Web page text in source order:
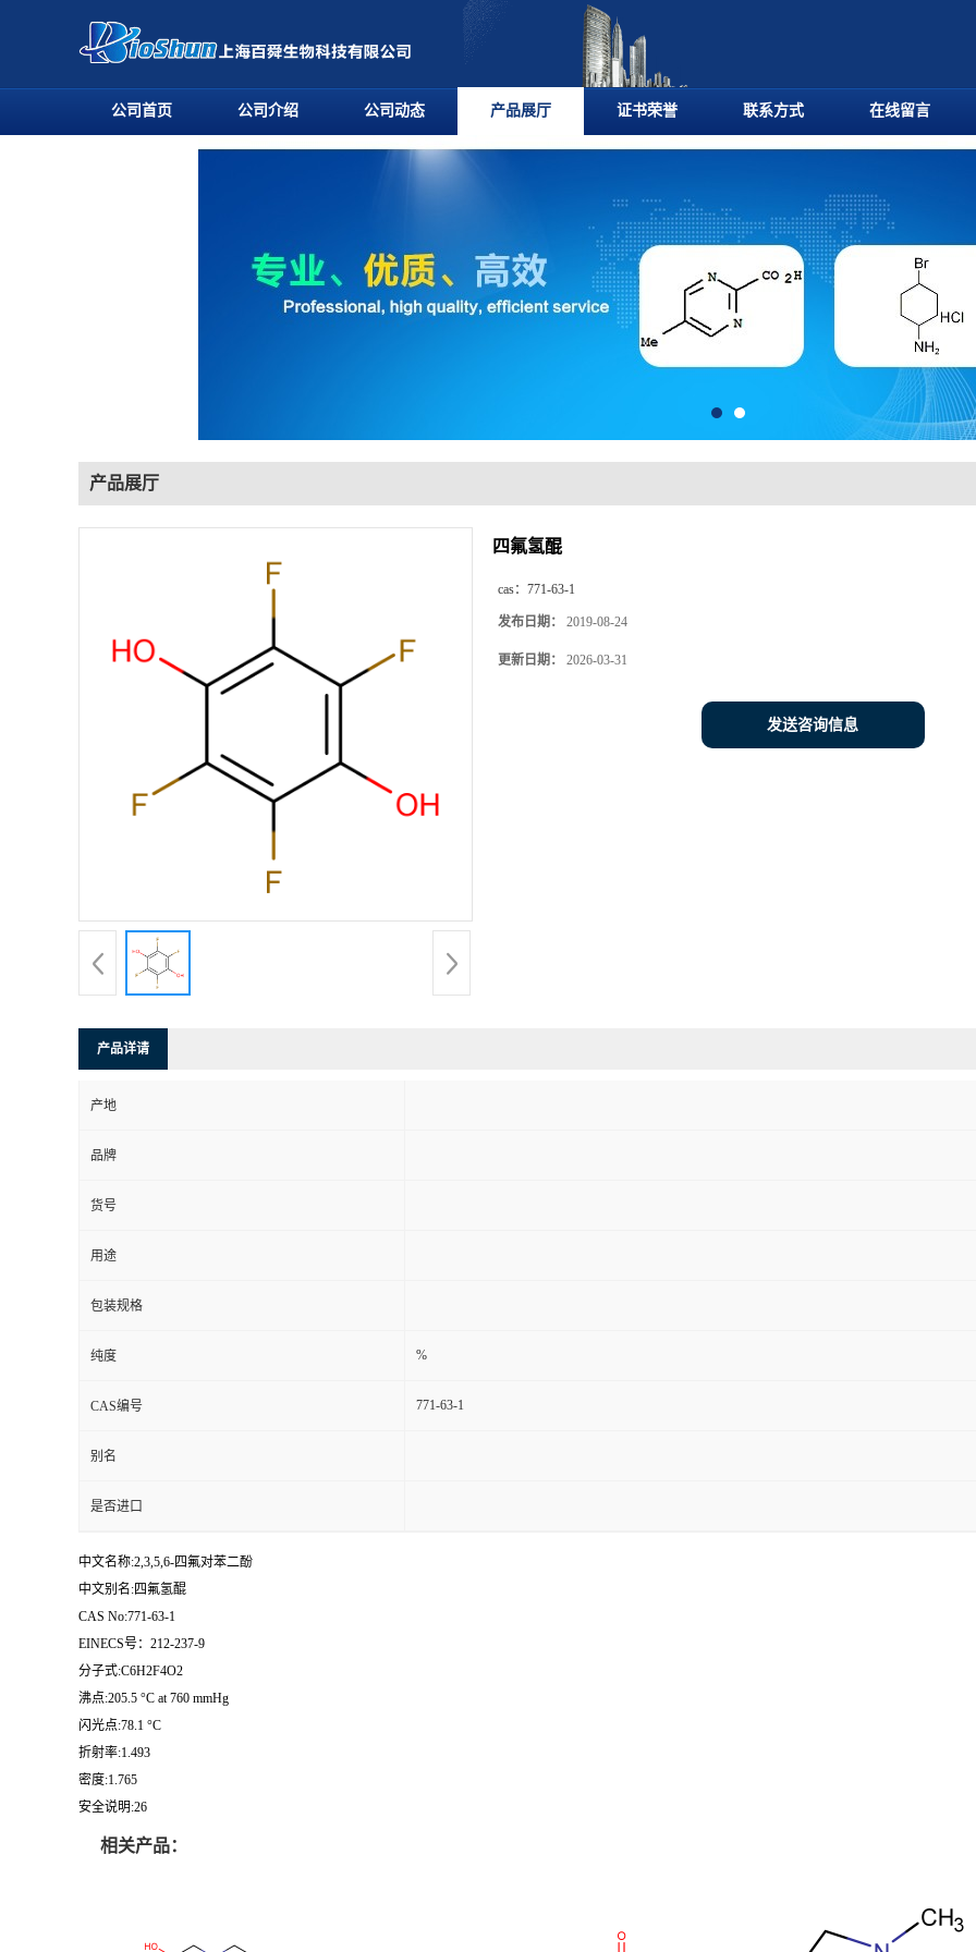
公司首页 公司介绍 公司动态 产品展厅 证书荣誉 联系方式 在线留言
产品展厅
四氟氢醌
cas： 771-63-1
发布日期： 2019-08-24
更新日期： 2026-03-31
发送咨询信息
产品详请
产地
品牌
货号
用途
包装规格
纯度 %
CAS编号 771-63-1
别名
是否进口
中文名称:2,3,5,6-四氟对苯二酚
中文别名:四氟氢醌
CAS No:771-63-1
EINECS号：212-237-9
分子式:C6H2F4O2
沸点:205.5 °C at 760 mmHg
闪光点:78.1 °C
折射率:1.493
密度:1.765
安全说明:26
相关产品：